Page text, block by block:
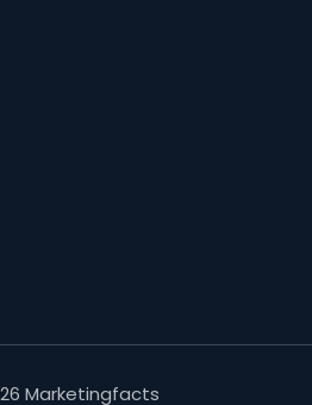
Marketingfacts